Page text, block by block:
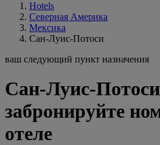
Hotels
Северная Америка
Мексика
Сан-Луис-Потоси
ваш следующий пункт назначения
Сан-Луис-
забронируйте
отеле